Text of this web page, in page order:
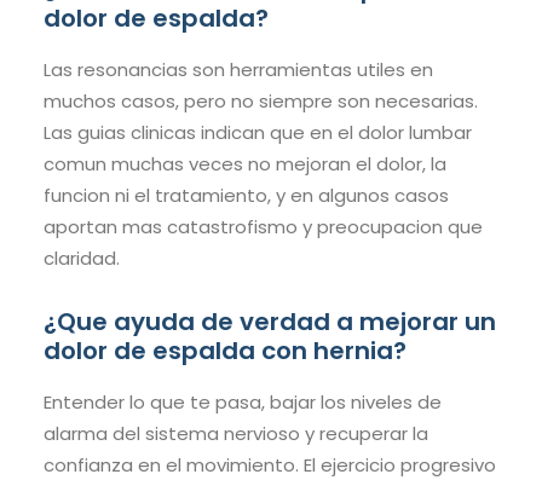
dolor de espalda?
Las resonancias son herramientas utiles en
muchos casos, pero no siempre son necesarias.
Las guias clinicas indican que en el dolor lumbar
comun muchas veces no mejoran el dolor, la
funcion ni el tratamiento, y en algunos casos
aportan mas catastrofismo y preocupacion que
claridad.
¿Que ayuda de verdad a mejorar un
dolor de espalda con hernia?
Entender lo que te pasa, bajar los niveles de
alarma del sistema nervioso y recuperar la
confianza en el movimiento. El ejercicio progresivo